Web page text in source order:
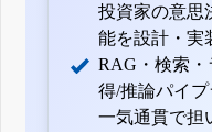
投資家の意思
能を設計・実
RAG・検索
得/推論パイ
一気通貫で担